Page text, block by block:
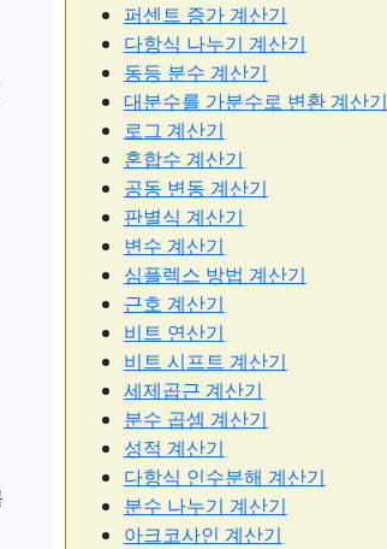
퍼센트 증가 계산기
다항식 나누기 계산기
동등 분수 계산기
대분수를 가분수로 변환 계산기
로그 계산기
혼합수 계산기
공동 변동 계산기
판별식 계산기
변수 계산기
심플렉스 방법 계산기
근호 계산기
비트 연산기
비트 시프트 계산기
세제곱근 계산기
분수 곱셈 계산기
성적 계산기
다항식 인수분해 계산기
분수 나누기 계산기
아크코사인 계산기